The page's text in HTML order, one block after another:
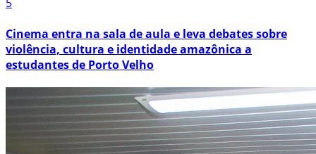
Cinema entra na sala de aula e leva debates sobre
violência, cultura e identidade amazônica a
estudantes de Porto Velho